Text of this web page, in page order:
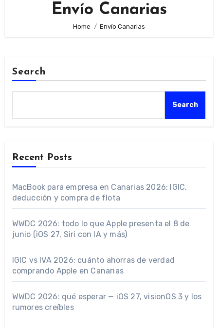
Envío Canarias
Home Envío Canarias
Search
Search
Recent Posts
MacBook para empresa en Canarias 2026: IGIC,
deducción y compra de flota
WWDC 2026: todo lo que Apple presenta el 8 de
junio (iOS 27, Siri con IA y más)
IGIC vs IVA 2026: cuánto ahorras de verdad
comprando Apple en Canarias
WWDC 2026: qué esperar — iOS 27, visionOS 3 y los
rumores creíbles